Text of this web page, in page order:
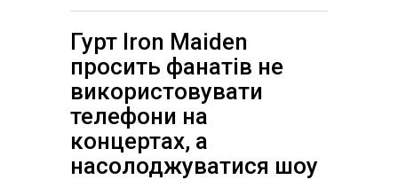
Гурт Iron Maiden
просить фанатів не
використовувати
телефони на
концертах, а
насолоджуватися шоу